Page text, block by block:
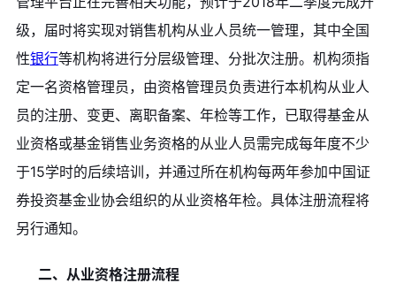
级，届时将实现对销售机构从业人员统一管理，其中全国
性银行等机构将进行分层级管理、分批次注册。机构须指
定一名资格管理员，由资格管理员负责进行本机构从业人
员的注册、变更、离职备案、年检等工作，已取得基金从
业资格或基金销售业务资格的从业人员需完成每年度不少
于15学时的后续培训，并通过所在机构每两年参加中国证
券投资基金业协会组织的从业资格年检。具体注册流程将
另行通知。
二、从业资格注册流程